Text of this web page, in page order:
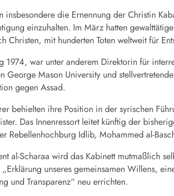
insbesondere die Ernennung der Christin
einzuhalten. Im März hatten
Christen, mit hunderten Toten weltweit für
1974, war unter anderem Direktorin für
George Mason University und
gegen Assad.
behielten ihre Position in der syrischen
Das Innenressort leitet künftig der
Rebellenhochburg Idlib, Mohammed al-
al-Scharaa wird das Kabinett mutmaßlich
unseres gemeinsamen Willens,
und Transparenz“ neu errichten.